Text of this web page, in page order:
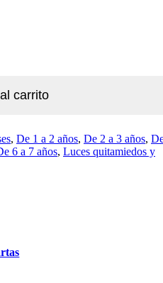
carrito
, De 1 a 2 años, De 2 a 3 años,
6 a 7 años, Luces quitamiedos y